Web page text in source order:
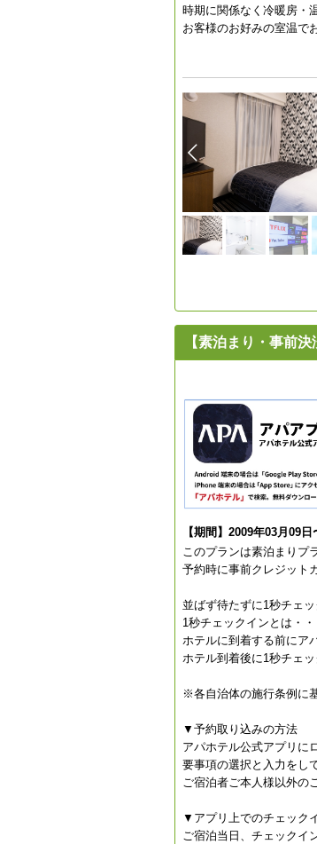
時期に関係なく冷暖房・
お客様のお好みの室温で
【素泊まり・事前
【期間】2009年03月09
このプランは素泊まりプ
予約時に事前クレジット
並ばず待たずに1秒チェッ
1秒チェックインとは・・
ホテルに到着する前にア
ホテル到着後に1秒チェ
※各自治体の施行条例に
▼予約取り込みの方法
アパホテル公式アプリ
要事項の選択と入力をし
ご宿泊者ご本人様以外の
▼アプリ上でのチェック
ご宿泊当日、チェックイ